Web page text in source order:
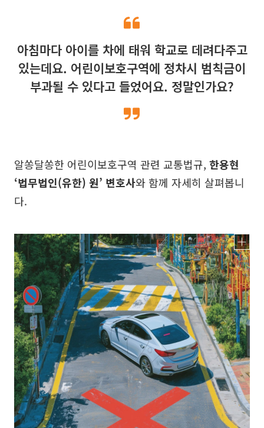
아침마다 아이를 차에 태워 학교로 데려다주고
있는데요. 어린이보호구역에 정차시 범칙금이
부과될 수 있다고 들었어요. 정말인가요?
알쏭달쏭한 어린이보호구역 관련 교통법규, 한용현
‘법무법인(유한) 원’ 변호사와 함께 자세히 살펴봅니
다.